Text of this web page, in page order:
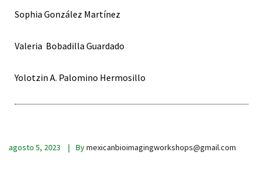
Sophia González Martínez
Valeria Bobadilla Guardado
Yolotzin A. Palomino Hermosillo
agosto 5, 2023 Bymexicanbioimagingworkshops@gmail.com